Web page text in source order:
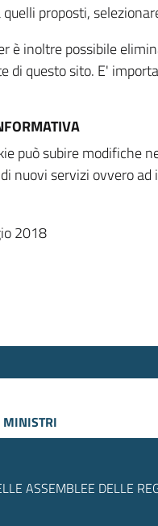
proposti,
è inoltre possibile
di questo sito. E'
può subire modifiche
nuovi servizi ovvero
2018
MINISTRI
ASSEMBLEE DELLE